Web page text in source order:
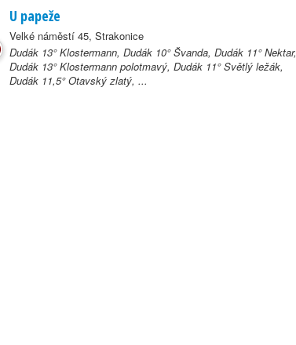
U papeže
Velké náměstí 45, Strakonice
Dudák 13° Klostermann, Dudák 10° Švanda, Dudák 11° Nektar,
Dudák 13° Klostermann polotmavý, Dudák 11° Světlý ležák,
Dudák 11,5° Otavský zlatý, ...